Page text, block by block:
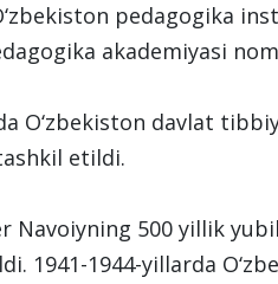
pedagogika
akademiyasi
O‘zbekiston davlat
etildi.
Navoiyning 500 yillik
1941-1944-yillarda